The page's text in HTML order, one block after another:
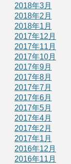
2018年3月
2018年2月
2018年1月
2017年12月
2017年11月
2017年10月
2017年9月
2017年8月
2017年7月
2017年6月
2017年5月
2017年4月
2017年2月
2017年1月
2016年12月
2016年11月